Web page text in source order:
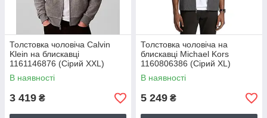
Толстовка чоловіча Calvin
Klein на блискавці
1161146876 (Сірий XXL)
В наявності
3 419 ₴
Толстовка чоловіча на
блискавці Michael Kors
1160806386 (Сірий XL)
В наявності
5 249 ₴